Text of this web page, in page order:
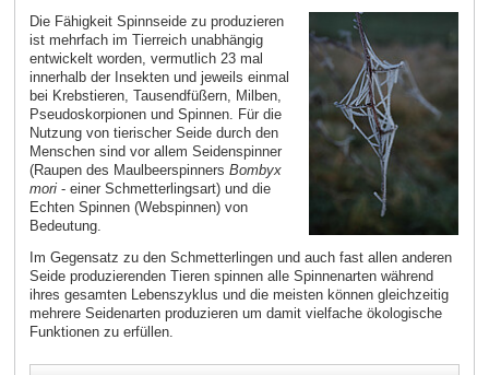
Die Fähigkeit Spinnseide zu produzieren
ist mehrfach im Tierreich unabhängig
entwickelt worden, vermutlich 23 mal
innerhalb der Insekten und jeweils einmal
bei Krebstieren, Tausendfüßern, Milben,
Pseudoskorpionen und Spinnen. Für die
Nutzung von tierischer Seide durch den
Menschen sind vor allem Seidenspinner
(Raupen des Maulbeerspinners Bombyx
mori- einer Schmetterlingsart) und die
Echten Spinnen (Webspinnen) von
Bedeutung.
Im Gegensatz zu den Schmetterlingen und auch fast allen anderen
Seide produzierenden Tieren spinnen alle Spinnenarten während
ihres gesamten Lebenszyklus und die meisten können gleichzeitig
mehrere Seidenarten produzieren um damit vielfache ökologische
Funktionen zu erfüllen.